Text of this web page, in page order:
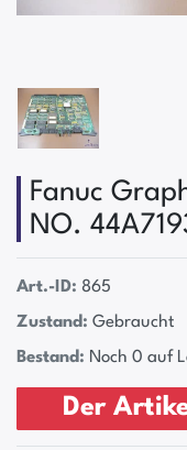
Fanuc
NO.
Art.-ID: 865
Zustand: Gebraucht
Bestand: Noch 0 auf
Der